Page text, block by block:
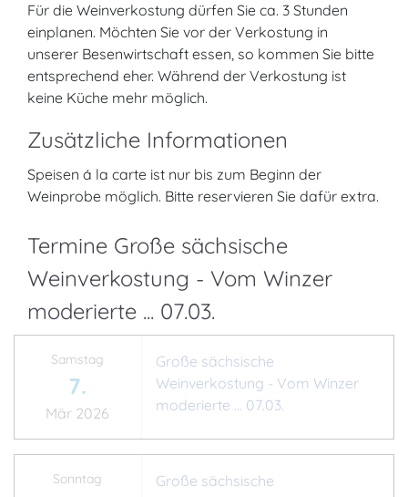
Für die Weinverkostung dürfen Sie ca. 3 Stunden
einplanen. Möchten Sie vor der Verkostung in
unserer Besenwirtschaft essen, so kommen Sie bitte
entsprechend eher. Während der Verkostung ist
keine Küche mehr möglich.
Zusätzliche Informationen
Speisen á la carte ist nur bis zum Beginn der
Weinprobe möglich. Bitte reservieren Sie dafür extra.
Termine Große sächsische
Weinverkostung - Vom Winzer
moderierte ... 07.03.
Samstag
7.
Mär 2026
Große sächsische
Weinverkostung - Vom Winzer
moderierte ... 07.03.
Sonntag
Große sächsische